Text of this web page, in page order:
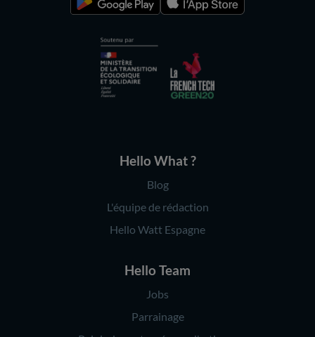
Hello What ?
Blog
L'équipe de rédaction
Hello Watt Espagne
Hello Team
Jobs
Parrainage